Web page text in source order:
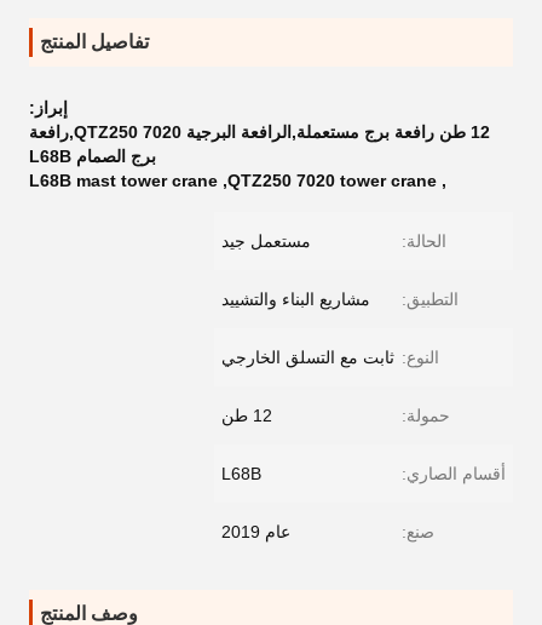
تفاصيل المنتج
إبراز:
12 طن رافعة برج مستعملة,الرافعة البرجية QTZ250 7020,رافعة
برج الصمام L68B
,
QTZ250 7020 tower crane
,
L68B mast tower crane
الحالة: مستعمل جيد
التطبيق: مشاريع البناء والتشييد
النوع: ثابت مع التسلق الخارجي
حمولة: 12 طن
أقسام الصاري: L68B
صنع: عام 2019
وصف المنتج